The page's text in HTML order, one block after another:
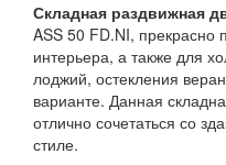
Складная раздвижная
ASS 50 FD.NI, прекрасно
интерьера, а также для
лоджий, остекления
варианте. Данная
отлично сочетаться со
стиле.